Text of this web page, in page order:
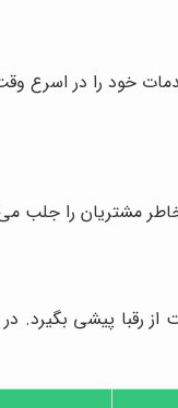
خود را در اسرع وقت
خاطر مشتریان را جلب
از رقبا پیشی بگیرد.